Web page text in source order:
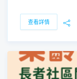
查看詳情